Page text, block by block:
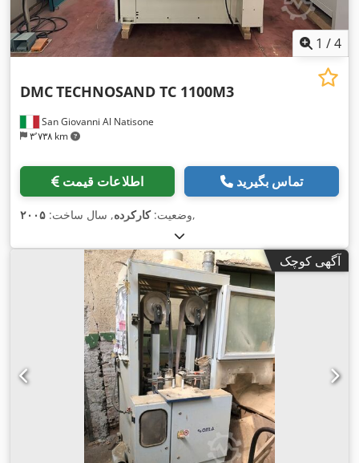
1 /4
San Giovanni Al Natisone
۳٬۷۳۸ km
DMCTECHNOSAND TC 1100M3
اطلاعات قیمت تماس بگیرید
وضعیت:کارکرده, سال ساخت: ۲۰۰۵ ,
آگهی کوچک